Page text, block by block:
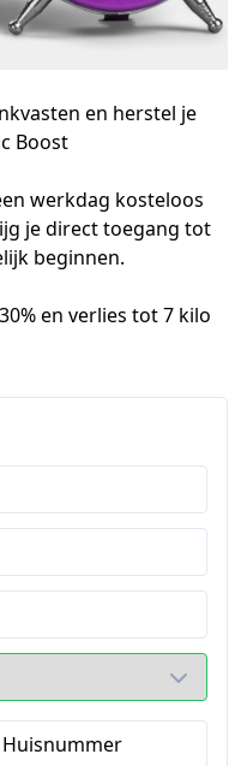
en herstel je
Boost
werkdag kosteloos
je direct toegang tot
beginnen.
en verlies tot 7 kilo
Huisnummer